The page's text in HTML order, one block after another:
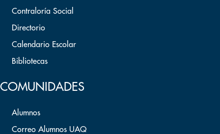
Contraloría Social
Directorio
Calendario Escolar
Bibliotecas
COMUNIDADES
Alumnos
Correo Alumnos UAQ